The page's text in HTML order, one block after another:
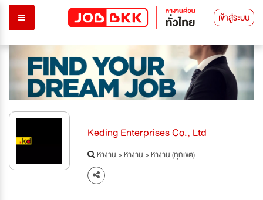
เข้าสู่ระบบ
Keding Enterprises Co., Ltd
หางาน>หางาน>หางาน (ทุกเขต)